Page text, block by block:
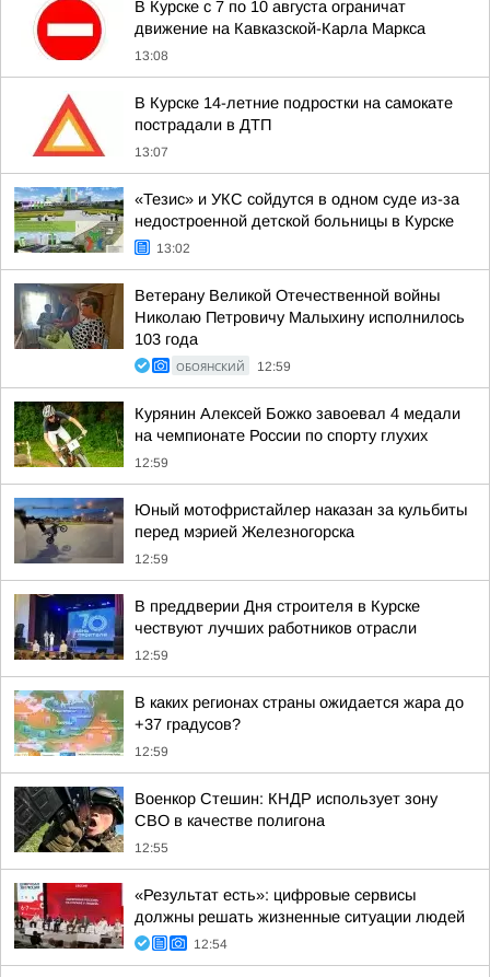
В Курске с 7 по 10 августа ограничат
движение на Кавказской-Карла Маркса
13:08
В Курске 14-летние подростки на самокате
пострадали в ДТП
13:07
«Тезис» и УКС сойдутся в одном суде из-за
недостроенной детской больницы в Курске
13:02
Ветерану Великой Отечественной войны
Николаю Петровичу Малыхину исполнилось
103 года
ОБОЯНСКИЙ 12:59
Курянин Алексей Божко завоевал 4 медали
на чемпионате России по спорту глухих
12:59
Юный мотофристайлер наказан за кульбиты
перед мэрией Железногорска
12:59
В преддверии Дня строителя в Курске
чествуют лучших работников отрасли
12:59
В каких регионах страны ожидается жара до
+37 градусов?
12:59
Военкор Стешин: КНДР использует зону
СВО в качестве полигона
12:55
«Результат есть»: цифровые сервисы
должны решать жизненные ситуации людей
12:54